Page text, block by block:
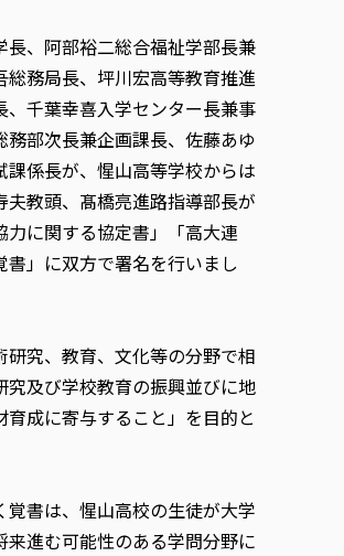
エゾンゼミⅠ）
総合福祉学部のみ履修可能）
教育学科学生のみ受講可能）
ト
）
学金等
ト
援
険
協力事業
支援活動
長、阿部裕二総合福祉学部長兼
総務局長、坪川宏高等教育推進
、千葉幸喜入学センター長兼事
務部次長兼企画課長、佐藤あゆ
課係長が、惺山高等学校からは
夫教頭、髙橋亮進路指導部長が
力に関する協定書」「高大連
」に双方で署名を行いまし
研究、教育、文化等の分野で相
究及び学校教育の振興並びに地
成に寄与すること」を目的と
覚書は、惺山高校の生徒が大学
来進む可能性のある学問分野に